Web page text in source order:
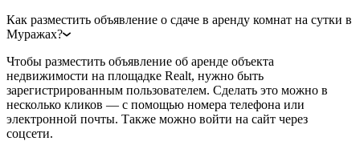
Как разместить объявление о сдаче в аренду комнат на сутки в
Муражах?
Чтобы разместить объявление об аренде объекта
недвижимости на площадке Realt, нужно быть
зарегистрированным пользователем. Сделать это можно в
несколько кликов — с помощью номера телефона или
электронной почты. Также можно войти на сайт через
соцсети.